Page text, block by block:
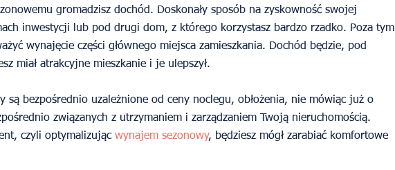
gromadzisz dochód. Doskonały sposób na zyskowność swojej
inwestycji lub pod drugi dom, z którego korzystasz bardzo rzadko. Poza tym
wynajęcie części głównego miejsca zamieszkania. Dochód będzie, pod
miał atrakcyjne mieszkanie i je ulepszył.
związanych z utrzymaniem i zarządzaniem Twoją nieruchomością.
czyli optymalizując wynajem sezonowy, będziesz mógł zarabiać komfortowe